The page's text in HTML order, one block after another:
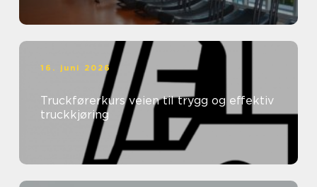
16. juni 2026
Truckførerkurs veien til trygg og effektiv
truckkjøring